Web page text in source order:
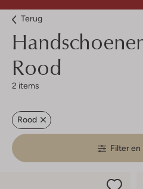
Terug
Rood
2 items
Rood
Filter